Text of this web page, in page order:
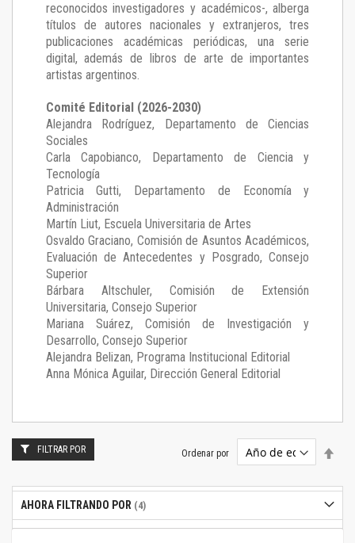
reconocidos investigadores y académicos-, alberga
títulos de autores nacionales y extranjeros, tres
publicaciones académicas periódicas, una serie
digital, además de libros de arte de importantes
artistas argentinos.
Comité Editorial (2026-2030)
Alejandra Rodríguez, Departamento de Ciencias
Sociales
Carla Capobianco, Departamento de Ciencia y
Tecnología
Patricia Gutti, Departamento de Economía y
Administración
Martín Liut, Escuela Universitaria de Artes
Osvaldo Graciano, Comisión de Asuntos Académicos,
Evaluación de Antecedentes y Posgrado, Consejo
Superior
Bárbara Altschuler, Comisión de Extensión
Universitaria, Consejo Superior
Mariana Suárez, Comisión de Investigación y
Desarrollo, Consejo Superior
Alejandra Belizan, Programa Institucional Editorial
Anna Mónica Aguilar, Dirección General Editorial
Ordenar por
FILTRAR POR
AHORA FILTRANDO POR